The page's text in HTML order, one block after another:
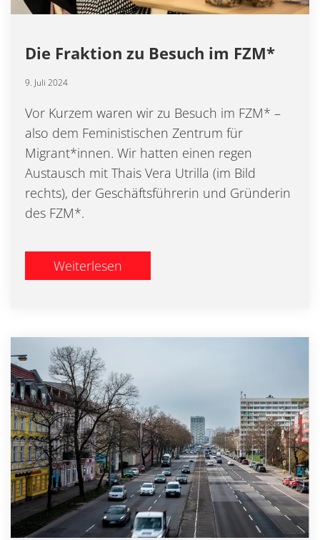
Die Fraktion zu Besuch im FZM*
9. Juli 2024
Vor Kurzem waren wir zu Besuch im FZM* –
also dem Feministischen Zentrum für
Migrant*innen. Wir hatten einen regen
Austausch mit Thais Vera Utrilla (im Bild
rechts), der Geschäftsführerin und Gründerin
des FZM*.
Weiterlesen